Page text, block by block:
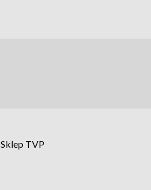
Sklep TVP